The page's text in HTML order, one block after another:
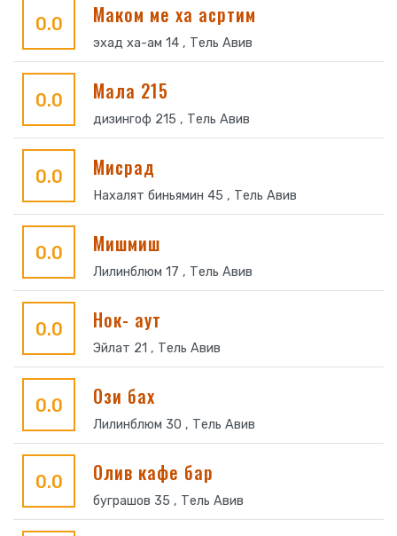
0.0 Маком ме ха асртим
эхад ха-ам 14 , Тель Авив
0.0 Мала 215
дизингоф 215 , Тель Авив
0.0 Мисрад
Нахалят биньямин 45 , Тель Авив
0.0 Мишмиш
Лилинблюм 17 , Тель Авив
0.0 Нок- аут
Эйлат 21 , Тель Авив
0.0 Ози бах
Лилинблюм 30 , Тель Авив
0.0 Олив кафе бар
буграшов 35 , Тель Авив